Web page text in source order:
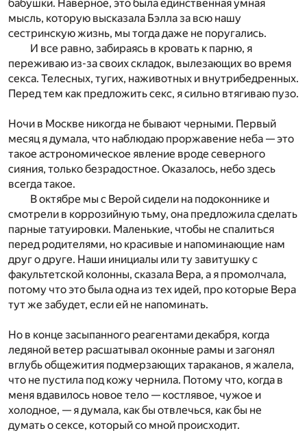
бабушки. Наверное, это была единственная умная
мысль, которую высказала Бэлла за всю нашу
сестринскую жизнь, мы тогда даже не поругались.
И все равно, забираясь в кровать к парню, я
переживаю из-за своих складок, вылезающих во время
секса. Телесных, тугих, наживотных и внутрибедренных.
Перед тем как предложить секс, я сильно втягиваю пузо.
Ночи в Москве никогда не бывают черными. Первый
месяц я думала, что наблюдаю проржавение неба — это
такое астрономическое явление вроде северного
сияния, только безрадостное. Оказалось, небо здесь
всегда такое.
В октябре мы с Верой сидели на подоконнике и
смотрели в коррозийную тьму, она предложила сделать
парные татуировки. Маленькие, чтобы не спалиться
перед родителями, но красивые и напоминающие нам
друг о друге. Наши инициалы или ту завитушку с
факультетской колонны, сказала Вера, а я промолчала,
потому что это была одна из тех идей, про которые Вера
тут же забудет, если ей не напоминать.
Но в конце засыпанного реагентами декабря, когда
ледяной ветер расшатывал оконные рамы и загонял
вглубь общежития подмерзающих тараканов, я жалела,
что не пустила под кожу чернила. Потому что, когда в
меня вдавилось новое тело — костлявое, чужое и
холодное, — я думала, как бы отвлечься, как бы не
думать о сексе, который со мной происходит.